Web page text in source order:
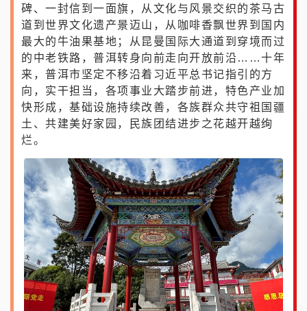
碑、一封信到一面旗，从文化与风景交织的茶马古
道到世界文化遗产景迈山，从咖啡香飘世界到国内
最大的牛油果基地；从昆曼国际大通道到穿境而过
的中老铁路，普洱转身向前走向开放前沿……十年
来，普洱市坚定不移沿着习近平总书记指引的方
向，实干担当，各项事业大踏步前进，特色产业加
快形成，基础设施持续改善，各族群众共守祖国疆
土、共建美好家园，民族团结进步之花越开越绚
烂。